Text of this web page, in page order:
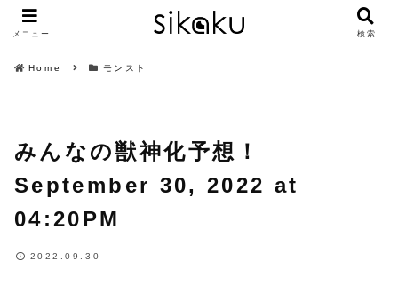
Home モンスト
みんなの獣神化予想！
September 30, 2022 at
04:20PM
2022.09.30
メニュー 検索